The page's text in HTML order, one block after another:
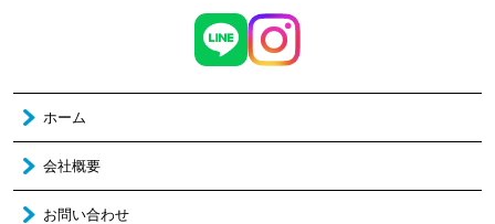
ホーム
会社概要
お問い合わせ